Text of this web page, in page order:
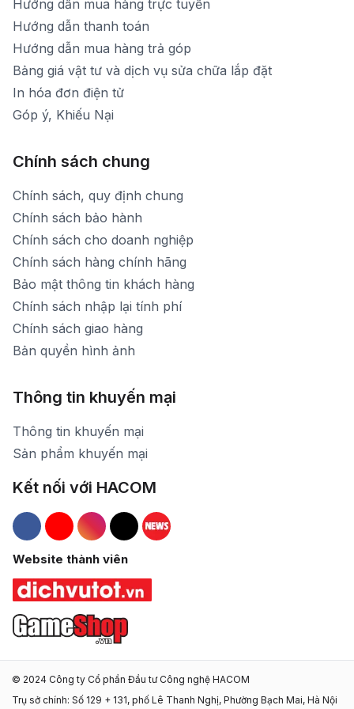
Hướng dẫn mua hàng trực tuyến
Hướng dẫn thanh toán
Hướng dẫn mua hàng trả góp
Bảng giá vật tư và dịch vụ sửa chữa lắp đặt
In hóa đơn điện tử
Góp ý, Khiếu Nại
Chính sách chung
Chính sách, quy định chung
Chính sách bảo hành
Chính sách cho doanh nghiệp
Chính sách hàng chính hãng
Bảo mật thông tin khách hàng
Chính sách nhập lại tính phí
Chính sách giao hàng
Bản quyền hình ảnh
Thông tin khuyến mại
Thông tin khuyến mại
Sản phẩm khuyến mại
Kết nối với HACOM
Hacom Facebook
Hacom YouTube
Hacom Instagram
Hacom TikTok
Website thành viên
© 2024 Công ty Cổ phần Đầu tư Công nghệ HACOM
Trụ sở chính: Số 129 + 131, phố Lê Thanh Nghị, Phường Bạch Mai, Hà Nội